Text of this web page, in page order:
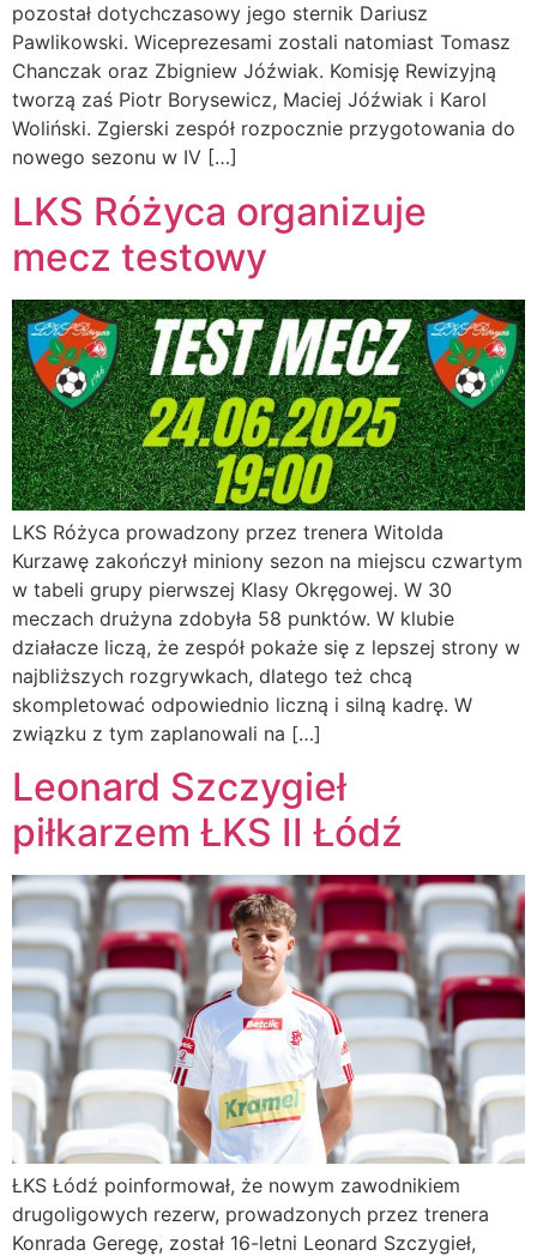
pozostał dotychczasowy jego sternik Dariusz
Pawlikowski. Wiceprezesami zostali natomiast Tomasz
Chanczak oraz Zbigniew Jóźwiak. Komisję Rewizyjną
tworzą zaś Piotr Borysewicz, Maciej Jóźwiak i Karol
Woliński. Zgierski zespół rozpocznie przygotowania do
nowego sezonu w IV […]
LKS Różyca organizuje
mecz testowy
LKS Różyca prowadzony przez trenera Witolda
Kurzawę zakończył miniony sezon na miejscu czwartym
w tabeli grupy pierwszej Klasy Okręgowej. W 30
meczach drużyna zdobyła 58 punktów. W klubie
działacze liczą, że zespół pokaże się z lepszej strony w
najbliższych rozgrywkach, dlatego też chcą
skompletować odpowiednio liczną i silną kadrę. W
związku z tym zaplanowali na […]
Leonard Szczygieł
piłkarzem ŁKS II Łódź
ŁKS Łódź poinformował, że nowym zawodnikiem
drugoligowych rezerw, prowadzonych przez trenera
Konrada Geregę, został 16-letni Leonard Szczygieł,